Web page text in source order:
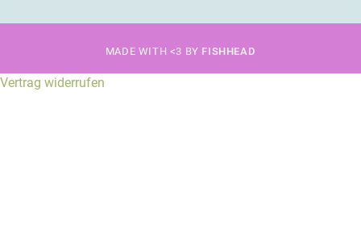
MADE WITH <3 BY FISHHEAD
Vertrag widerrufen